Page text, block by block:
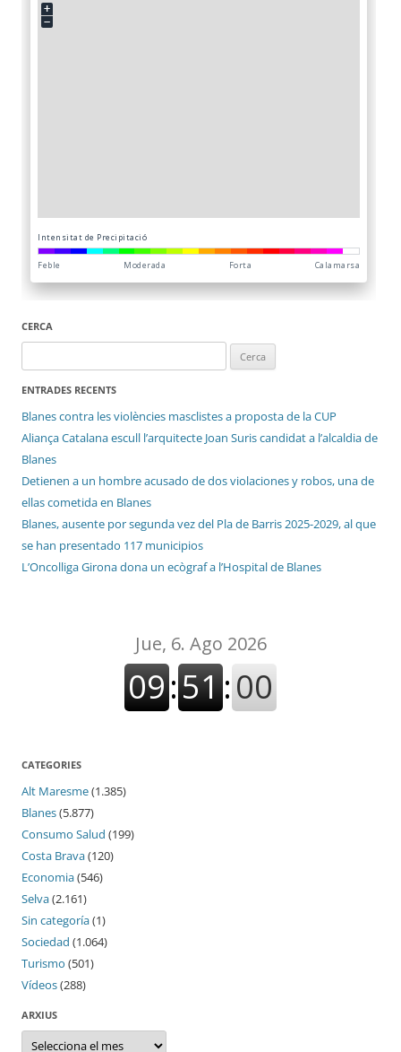
CERCA
ENTRADES RECENTS
Blanes contra les violències masclistes a proposta de la CUP
Aliança Catalana escull l’arquitecte Joan Suris candidat a l’alcaldia de
Blanes
Detienen a un hombre acusado de dos violaciones y robos, una de
ellas cometida en Blanes
Blanes, ausente por segunda vez del Pla de Barris 2025-2029, al que
se han presentado 117 municipios
L’Oncolliga Girona dona un ecògraf a l’Hospital de Blanes
CATEGORIES
Alt Maresme(1.385)
Blanes(5.877)
Consumo Salud (199)
Costa Brava(120)
Economia(546)
Selva(2.161)
Sin categoría(1)
Sociedad (1.064)
Turismo (501)
Vídeos(288)
ARXIUS
Arxius